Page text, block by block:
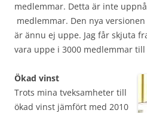
medlemmar. Detta är inte
medlemmar. Den nya
är ännu ej uppe. Jag får skjuta
vara uppe i 3000 medlemmar
Ökad vinst
Trots mina tveksamheter till
ökad vinst jämfört med 2010